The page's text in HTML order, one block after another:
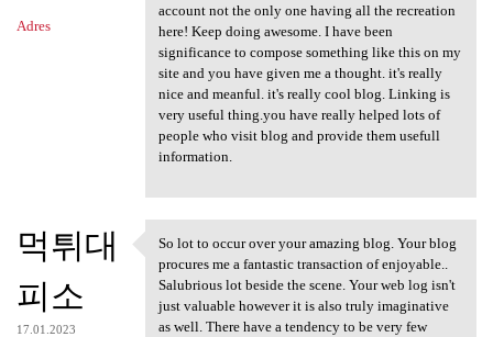
Adres
account not the only one having all the recreation
here! Keep doing awesome. I have been
significance to compose something like this on my
site and you have given me a thought. it's really
nice and meanful. it's really cool blog. Linking is
very useful thing.you have really helped lots of
people who visit blog and provide them usefull
information.
먹튀대
피소
17.01.2023
So lot to occur over your
So lot to occur over your amazing blog. Your blog
procures me a fantastic transaction of enjoyable..
Salubrious lot beside the scene. Your web log isn't
just valuable however it is also truly imaginative
as well. There have a tendency to be very few